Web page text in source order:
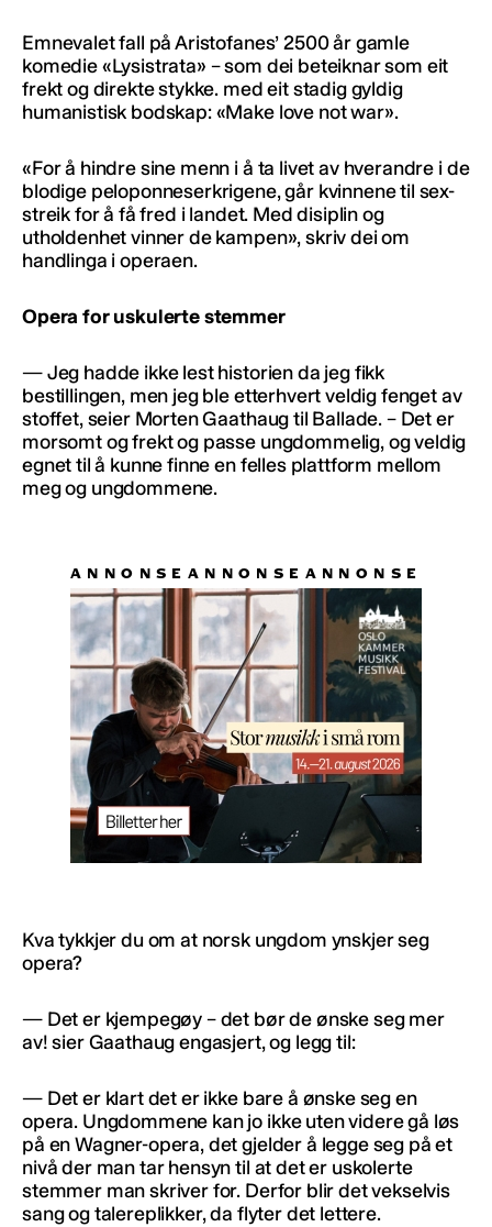
Emnevalet fall på Aristofanes’ 2500 år gamle
komedie «Lysistrata» – som dei beteiknar som eit
frekt og direkte stykke. med eit stadig gyldig
humanistisk bodskap: «Make love not war».
«For å hindre sine menn i å ta livet av hverandre i de
blodige peloponneserkrigene, går kvinnene til sex-
streik for å få fred i landet. Med disiplin og
utholdenhet vinner de kampen», skriv dei om
handlinga i operaen.
Opera for uskulerte stemmer
— Jeg hadde ikke lest historien da jeg fikk
bestillingen, men jeg ble etterhvert veldig fenget av
stoffet, seier Morten Gaathaug til Ballade. – Det er
morsomt og frekt og passe ungdommelig, og veldig
egnet til å kunne finne en felles plattform mellom
meg og ungdommene.
Kva tykkjer du om at norsk ungdom ynskjer seg
opera?
— Det er kjempegøy – det bør de ønske seg mer
av! sier Gaathaug engasjert, og legg til:
— Det er klart det er ikke bare å ønske seg en
opera. Ungdommene kan jo ikke uten videre gå løs
på en Wagner-opera, det gjelder å legge seg på et
nivå der man tar hensyn til at det er uskolerte
stemmer man skriver for. Derfor blir det vekselvis
sang og talereplikker, da flyter det lettere.